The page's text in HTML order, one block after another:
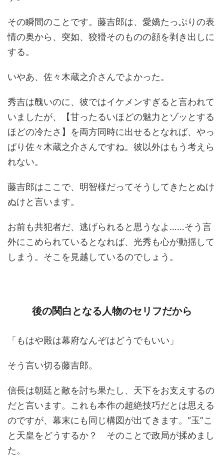
その瞬間のことです。藤吉郎は、愛嬌たっぷりの表
情の奥から、突如、狡猾そのものの顔を剥き出しに
する。
いやあ、佐々木蔵之介さんでよかった。
秀吉は醜いのに、彼ではイケメンすぎると言われて
いましたが、【甘ったるいほどの魅力とゾッとする
ほどの冷たさ】を両方同時に出せるとなれば、やっ
ぱり佐々木蔵之介さんですね。彼以外はもう考えら
れない。
藤吉郎はここで、明智様だってそうしてきたとぬけ
ぬけと言います。
お前も共犯者だ、逃げられると思うなよ……そう言
外にこめられているとなれば、光秀も心が動揺して
しまう。そこを見越しているのでしょう。
後の関白となる人物のセリフだから
「もはや殿は幕府なんぞはどうでもいい」
そう言い切る藤吉郎。
信長は朝廷と敵を討ち果たし、天下をお支えするの
だと言います。これも本作の超絶技巧だとは思える
のですが、幕末にも同じ構図が出てきます。“玉”こ
と天皇をどうするか？ そのことで政局が揉めまし
た。